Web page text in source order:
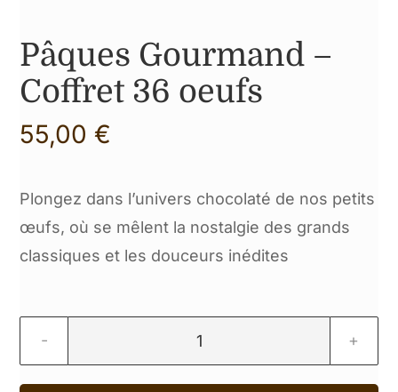
Pâques Gourmand –
Coffret 36 oeufs
55,00€
Plongez dans l’univers chocolaté de nos petits
œufs, où se mêlent la nostalgie des grands
classiques et les douceurs inédites
de